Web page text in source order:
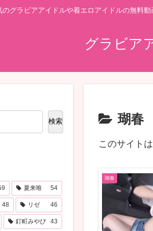
のグラビアアイドルや着エロアイドルの無料
グラビア
瑚春
このサイト
瑚春
検索
夏来唯 54
48 リゼ 46
釘町みやび 43